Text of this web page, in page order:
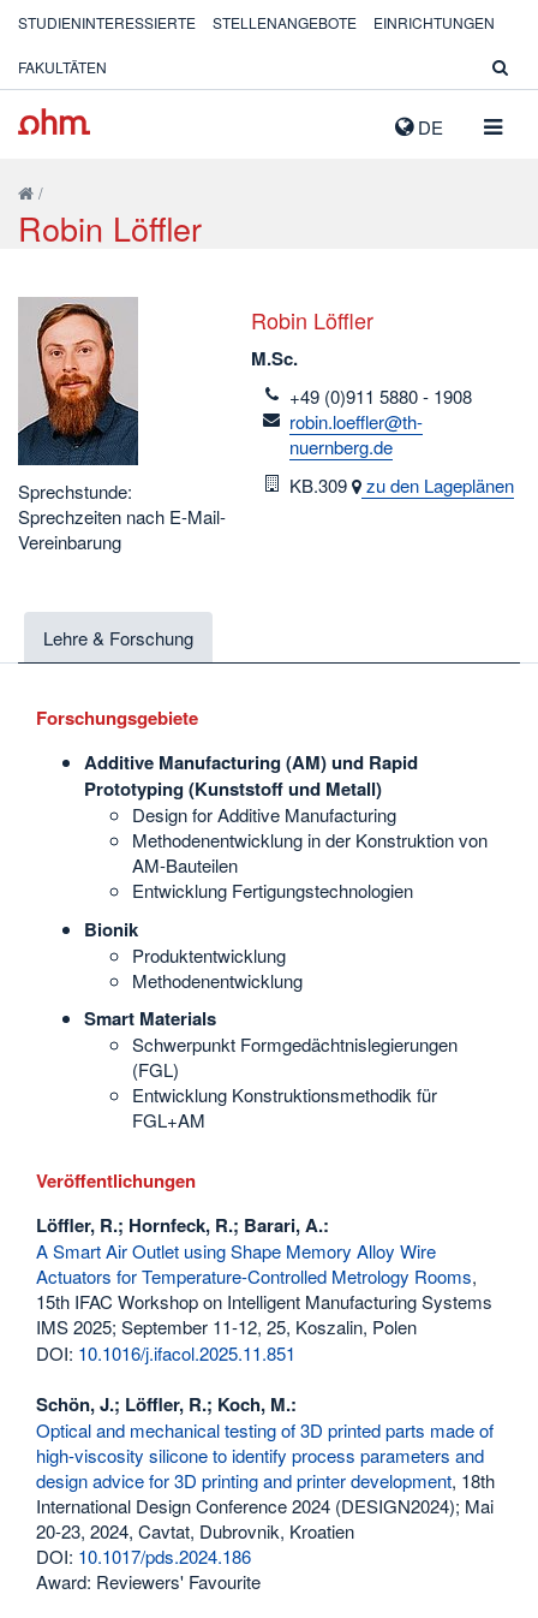
DE
STUDIENINTERESSIERTE STELLENANGEBOTE EINRICHTUNGEN
FAKULTÄTEN
/
Robin Löffler
Sprechstunde:
Sprechzeiten nach E-Mail-
Vereinbarung
Robin Löffler
M.Sc.
telefon
+49 (0)911 5880 - 1908
email
robin.loeffler@th-
nuernberg.de
Raum
KB.309 zu den Lageplänen
Lehre & Forschung
Forschungsgebiete
Additive Manufacturing (AM) und Rapid
Prototyping (Kunststoff und Metall)
Design for Additive Manufacturing
Methodenentwicklung in der Konstruktion von
AM-Bauteilen
Entwicklung Fertigungstechnologien
Bionik
Produktentwicklung
Methodenentwicklung
Smart Materials
Schwerpunkt Formgedächtnislegierungen
(FGL)
Entwicklung Konstruktionsmethodik für
FGL+AM
Veröffentlichungen
Löffler, R.; Hornfeck, R.; Barari, A.:
A Smart Air Outlet using Shape Memory Alloy Wire
Actuators for Temperature-Controlled Metrology Rooms,
15th IFAC Workshop on Intelligent Manufacturing Systems
IMS 2025; September 11-12, 25, Koszalin, Polen
DOI: 10.1016/j.ifacol.2025.11.851
Schön, J.; Löffler, R.; Koch, M.:
Optical and mechanical testing of 3D printed parts made of
high-viscosity silicone to identify process parameters and
design advice for 3D printing and printer development, 18th
International Design Conference 2024 (DESIGN2024); Mai
20-23, 2024, Cavtat, Dubrovnik, Kroatien
DOI: 10.1017/pds.2024.186
Award: Reviewers' Favourite